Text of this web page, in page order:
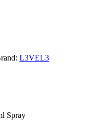
L3VEL3
Spray